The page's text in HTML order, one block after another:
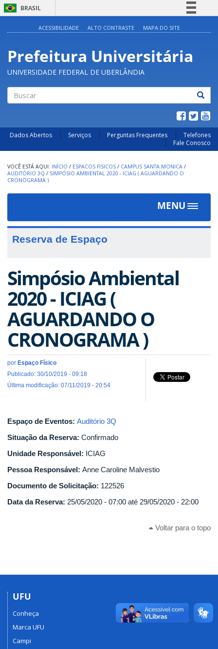
BRASIL
Participe
Acesso à informação
ACESSIBILIDADE ALTO CONTRASTE MAPA DO SITE
Prefeitura Universitária
UNIVERSIDADE FEDERAL DE UBERLÂNDIA
Dados Abertos Serviços Perguntas Frequentes
Telefones
Fale Conosco
INÍCIO / ESPACOS FISICOS / CAMPUS SANTA MONICA /
AUDITÓRIO 3Q / SIMPÓSIO AMBIENTAL 2020 - ICIAG ( AGUARDANDO O
CRONOGRAMA )
MENU
Toggle
Reserva de Espaço
Simpósio Ambiental
2020 - ICIAG (
AGUARDANDO O
CRONOGRAMA )
por Espaço Físico
Publicado: 30/10/2019 - 09:18
Última modificação: 07/11/2019 - 20:54
Espaço de Eventos: Auditório 3Q
Situação da Reserva: Confirmado
Unidade Responsável: ICIAG
Pessoa Responsável: Anne Caroline Malvestio
Documento de Solicitação: 122526
Data da Reserva: 25/05/2020 - 07:00 até 29/05/2020 - 22:00
Voltar para o topo
UFU
Conheça
Marca UFU
Campi